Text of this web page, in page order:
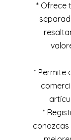
* Ofrece
* Permite
*